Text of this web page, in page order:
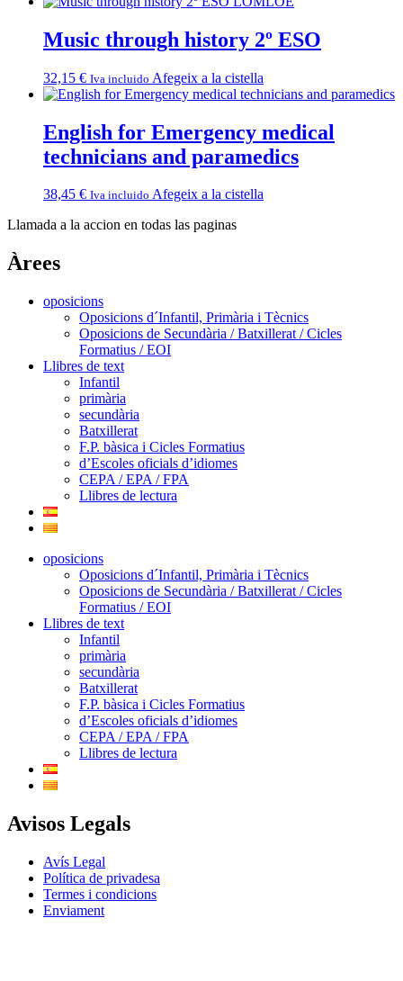
Music through history 2º ESO
32,15 € Iva incluido Afegeix a la cistella
English for Emergency medical
technicians and paramedics
38,45 € Iva incluido Afegeix a la cistella
Llamada a la accion en todas las paginas
Àrees
oposicions
Oposicions d´Infantil, Primària i Tècnics
Oposicions de Secundària / Batxillerat / Cicles
Formatius / EOI
Llibres de text
Infantil
primària
secundària
Batxillerat
F.P. bàsica i Cicles Formatius
d’Escoles oficials d’idiomes
CEPA / EPA / FPA
Llibres de lectura
oposicions
Oposicions d´Infantil, Primària i Tècnics
Oposicions de Secundària / Batxillerat / Cicles
Formatius / EOI
Llibres de text
Infantil
primària
secundària
Batxillerat
F.P. bàsica i Cicles Formatius
d’Escoles oficials d’idiomes
CEPA / EPA / FPA
Llibres de lectura
Avisos Legals
Avís Legal
Política de privadesa
Termes i condicions
Enviament